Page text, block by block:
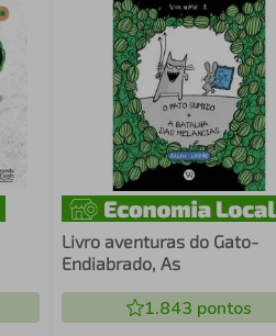
Livro aventuras do Gato-
Endiabrado, As
1.843 pontos